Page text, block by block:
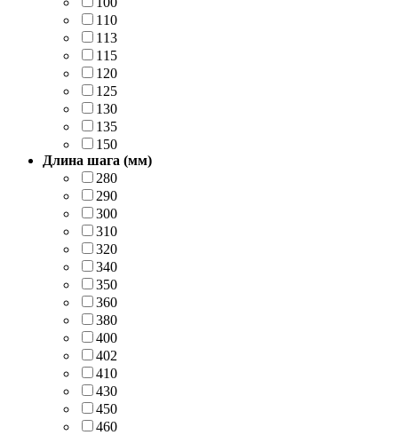
110
113
115
120
125
130
135
150
Длина шага (мм)
280
290
300
310
320
340
350
360
380
400
402
410
430
450
460